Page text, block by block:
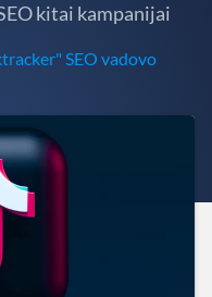
kitai kampanijai
SEO vadovo